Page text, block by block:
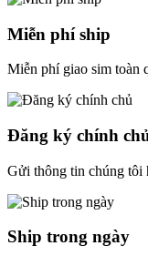
Miễn phí ship
Miễn phí giao sim toàn
Đăng ký chính
Gửi thông tin chúng tôi
Ship trong ngày